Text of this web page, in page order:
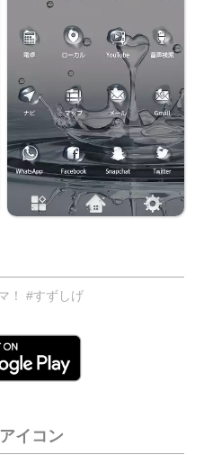
！ #すずしげ
イコン